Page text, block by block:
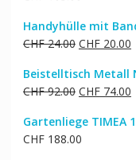
Handyhülle mit
CHF24.00
war:
CHF 24.00
CHF20.00
Beistelltisch Metall
CHF92.00
war:
CHF 92.00
CHF74.00
Gartenliege TIMEA
CHF188.00